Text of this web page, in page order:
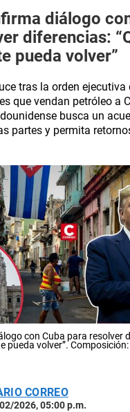
diálogo
diferencias:
pueda volver”
tras la orden ejecutiva
que vendan petróleo a
busca un
partes y permita
con Cuba para resolver
pueda volver”.
CORREO
2026, 05:00 p.m.